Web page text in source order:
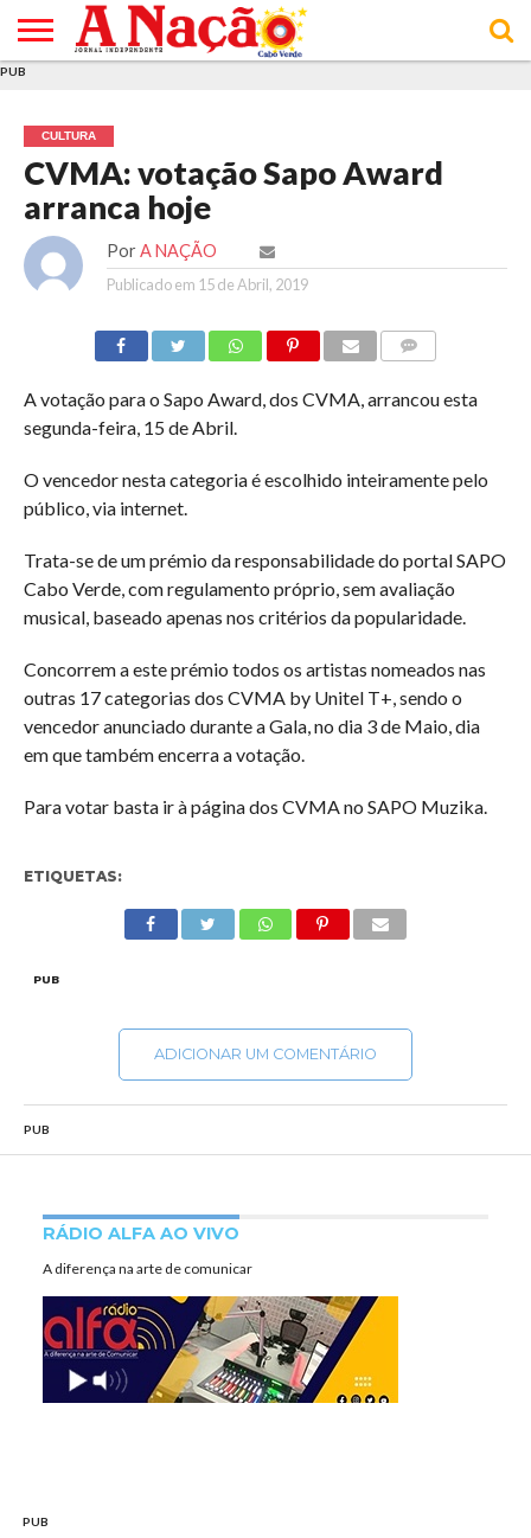
E DE
COOKIES
DE
UTILIZAÇÃO
PUB
CULTURA
CVMA: votação Sapo Award
arranca hoje
Por A NAÇÃO
Publicado em 15 de Abril, 2019
A votação para o Sapo Award, dos CVMA, arrancou esta
segunda-feira, 15 de Abril.
O vencedor nesta categoria é escolhido inteiramente pelo
público, via internet.
Trata-se de um prémio da responsabilidade do portal SAPO
Cabo Verde, com regulamento próprio, sem avaliação
musical, baseado apenas nos critérios da popularidade.
Concorrem a este prémio todos os artistas nomeados nas
outras 17 categorias dos CVMA by Unitel T+, sendo o
vencedor anunciado durante a Gala, no dia 3 de Maio, dia
em que também encerra a votação.
Para votar basta ir à página dos CVMA no SAPO Muzika.
ETIQUETAS:
PUB
ADICIONAR UM COMENTÁRIO
PUB
RÁDIO ALFA AO VIVO
A diferença na arte de comunicar
PUB